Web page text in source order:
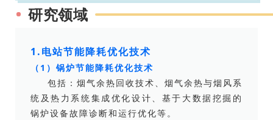
研究领域
1.电站节能降耗优化技术
（1）锅炉节能降耗优化技术
包括：烟气余热回收技术、烟气余热与烟风系
统及热力系统集成优化设计、基于大数据挖掘的
锅炉设备故障诊断和运行优化等。